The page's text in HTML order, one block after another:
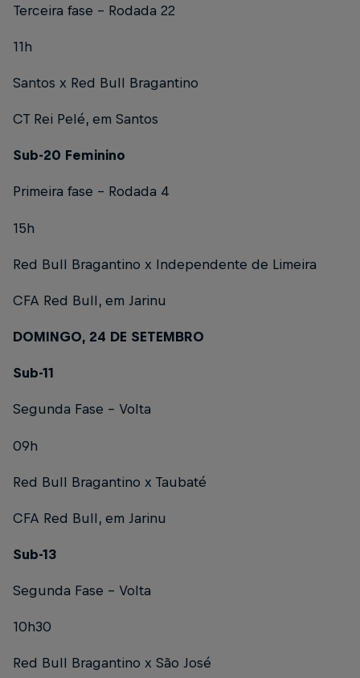
Terceira fase – Rodada 22
11h
Santos x Red Bull Bragantino
CT Rei Pelé, em Santos
Sub-20 Feminino
Primeira fase – Rodada 4
15h
Red Bull Bragantino x Independente de Limeira
CFA Red Bull, em Jarinu
DOMINGO, 24 DE SETEMBRO
Sub-11
Segunda Fase – Volta
09h
Red Bull Bragantino x Taubaté
CFA Red Bull, em Jarinu
Sub-13
Segunda Fase – Volta
10h30
Red Bull Bragantino x São José